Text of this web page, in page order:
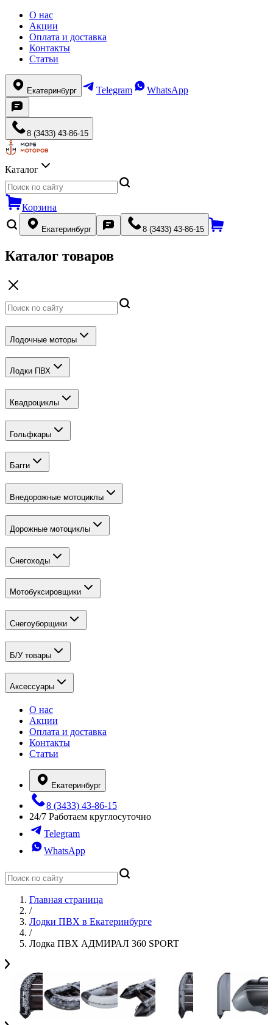
О нас
Акции
Оплата и доставка
Контакты
Статьи
Екатеринбург Telegram WhatsApp
8 (3433) 43-86-15
Каталог
Корзина
Екатеринбург 8 (3433) 43-86-15
Каталог товаров
Лодочные моторы
Лодки ПВХ
Квадроциклы
Гольфкары
Багги
Внедорожные мотоциклы
Дорожные мотоциклы
Снегоходы
Мотобуксировщики
Снегоуборщики
Б/У товары
Аксессуары
О нас
Акции
Оплата и доставка
Контакты
Статьи
Екатеринбург
8 (3433) 43-86-15
24/7 Работаем круглосуточно
Telegram
WhatsApp
Главная страница
/
Лодки ПВХ в Екатеринбурге
/
Лодка ПВХ АДМИРАЛ 360 SPORT